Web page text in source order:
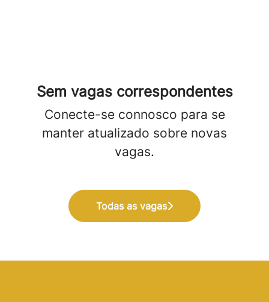
Sem vagas correspondentes
Conecte-se connosco para se
manter atualizado sobre novas
vagas.
Todas as vagas